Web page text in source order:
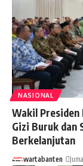
NASIONAL
Wakil Presiden
Gizi Buruk dan
Berkelanjutan
wartabanten